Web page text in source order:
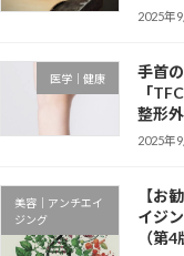
2025年
医学｜健康
手首
「
整形
2025年
美容｜アンチエイ
ジング
【お
イジ
（第4